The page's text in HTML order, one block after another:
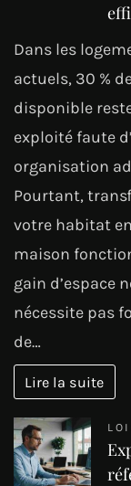
Dans les
actuels, 30 %
disponible
exploité faute
organisation
Pourtant,
votre habitat
maison
gain d’espace
nécessite pas
de…
Lire la suite